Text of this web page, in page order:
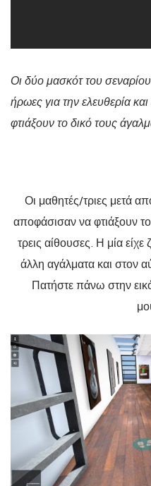
Οι δύο μασκότ του
ήρωες για την ελευθερία
φτιάξουν το δικό τους
Οι μαθητές/τριες μετά
αποφάσισαν να φτιάξουν
τρεις αίθουσες. Η μία
άλλη αγάλματα και στον
Πατήστε πάνω στην